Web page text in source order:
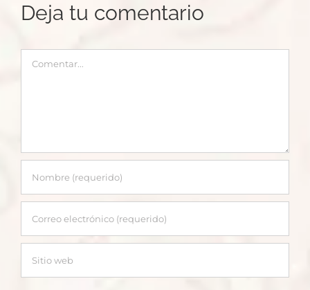
Deja tu comentario
Comentar